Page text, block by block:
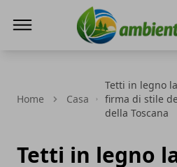
Home Casa
Tetti in legno
firma di stile
della Toscana
Tetti in legno